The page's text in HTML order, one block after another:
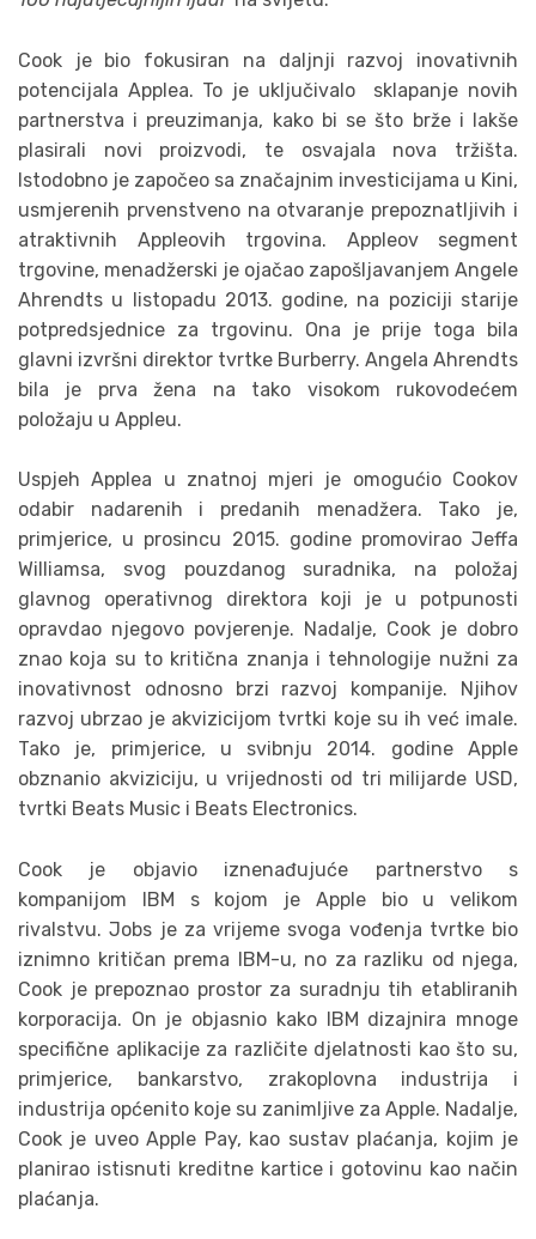
Cook je bio fokusiran na daljnji razvoj inovativnih
potencijala Applea. To je uključivalo sklapanje novih
partnerstva i preuzimanja, kako bi se što brže i lakše
plasirali novi proizvodi, te osvajala nova tržišta.
Istodobno je započeo sa značajnim investicijama u Kini,
usmjerenih prvenstveno na otvaranje prepoznatljivih i
atraktivnih Appleovih trgovina. Appleov segment
trgovine, menadžerski je ojačao zapošljavanjem Angele
Ahrendts u listopadu 2013. godine, na poziciji starije
potpredsjednice za trgovinu. Ona je prije toga bila
glavni izvršni direktor tvrtke Burberry. Angela Ahrendts
bila je prva žena na tako visokom rukovodećem
položaju u Appleu.
Uspjeh Applea u znatnoj mjeri je omogućio Cookov
odabir nadarenih i predanih menadžera. Tako je,
primjerice, u prosincu 2015. godine promovirao Jeffa
Williamsa, svog pouzdanog suradnika, na položaj
glavnog operativnog direktora koji je u potpunosti
opravdao njegovo povjerenje. Nadalje, Cook je dobro
znao koja su to kritična znanja i tehnologije nužni za
inovativnost odnosno brzi razvoj kompanije. Njihov
razvoj ubrzao je akvizicijom tvrtki koje su ih već imale.
Tako je, primjerice, u svibnju 2014. godine Apple
obznanio akviziciju, u vrijednosti od tri milijarde USD,
tvrtki Beats Music i Beats Electronics.
Cook je objavio iznenađujuće partnerstvo s
kompanijom IBM s kojom je Apple bio u velikom
rivalstvu. Jobs je za vrijeme svoga vođenja tvrtke bio
iznimno kritičan prema IBM-u, no za razliku od njega,
Cook je prepoznao prostor za suradnju tih etabliranih
korporacija. On je objasnio kako IBM dizajnira mnoge
specifične aplikacije za različite djelatnosti kao što su,
primjerice, bankarstvo, zrakoplovna industrija i
industrija općenito koje su zanimljive za Apple. Nadalje,
Cook je uveo Apple Pay, kao sustav plaćanja, kojim je
planirao istisnuti kreditne kartice i gotovinu kao način
plaćanja.